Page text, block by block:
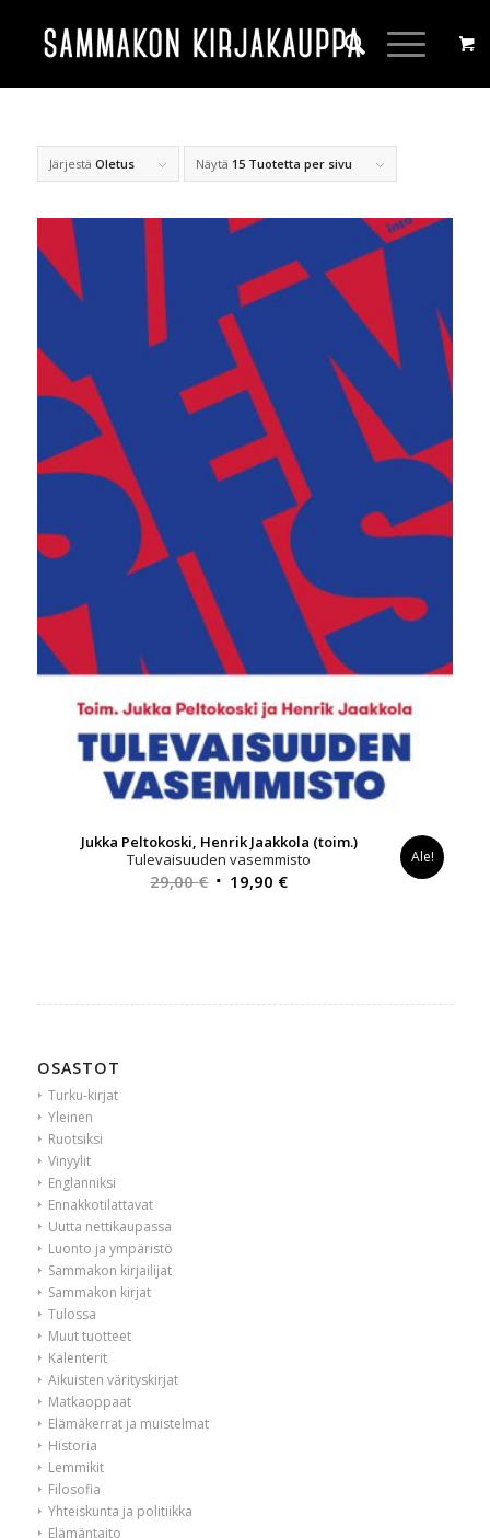
Järjestä Oletus Näytä 15 Tuotetta per sivu
Jukka Peltokoski, Henrik Jaakkola (toim.)
Tulevaisuuden vasemmisto
29,00€ Alkuperäinen
19,90 €Nykyinen
Ale!
OSASTOT
Turku-kirjat
Yleinen
Ruotsiksi
Vinyylit
Englanniksi
Ennakkotilattavat
Uutta nettikaupassa
Luonto ja ympäristö
Sammakon kirjailijat
Sammakon kirjat
Tulossa
Muut tuotteet
Kalenterit
Aikuisten värityskirjat
Matkaoppaat
Elämäkerrat ja muistelmat
Historia
Lemmikit
Filosofia
Yhteiskunta ja politiikka
Elämäntaito